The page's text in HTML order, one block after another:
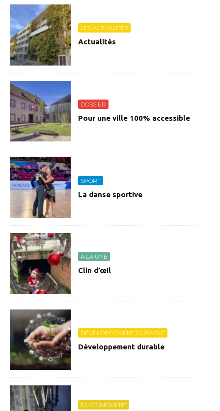
LES ACTUALITÉS
Actualités
DOSSIER
Pour une ville 100% accessible
SPORT
La danse sportive
À LA UNE
Clin d’œil
DÉVELOPPEMENT DURABLE
Développement durable
EN CE MOMENT